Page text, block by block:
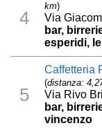
4
km)
Via
bar,
esperidi,
5
Caffetteria
(distanza:
Via Rivo
bar,
vincenzo